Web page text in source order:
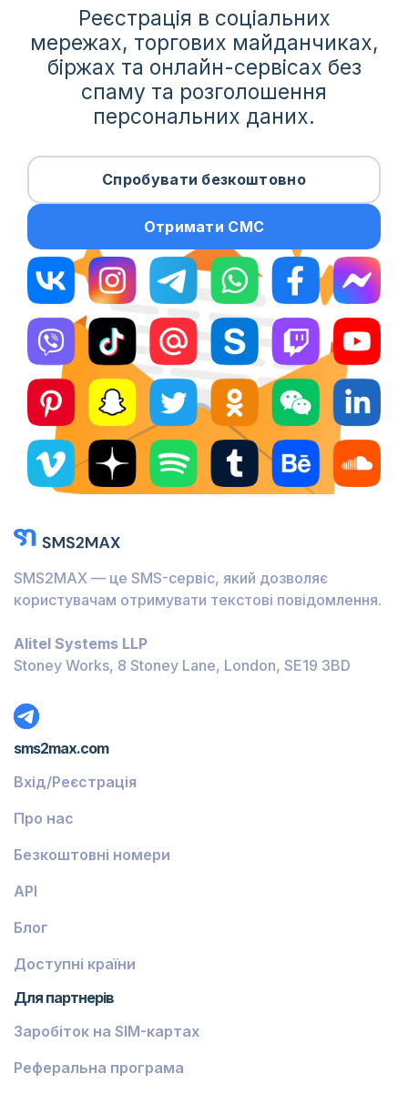
Реєстрація в соціальних
мережах, торгових майданчиках,
біржах та онлайн-сервісах без
спаму та розголошення
персональних даних.
Спробувати безкоштовно
Отримати СМС
SMS2MAX — це SMS-сервіс, який дозволяє
користувачам отримувати текстові повідомлення.
Alitel Systems LLP
Stoney Works, 8 Stoney Lane, London, SE19 3BD
sms2max.com
Вхід/Реєстрація
Про нас
Безкоштовні номери
API
Блог
Доступні країни
Для партнерів
Заробіток на SIM-картах
Реферальна програма